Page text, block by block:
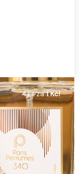
4 ks za1 Kč!